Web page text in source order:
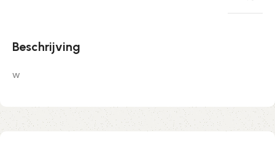
Beschrijving
w